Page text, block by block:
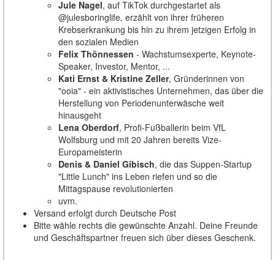
Jule Nagel, auf TikTok durchgestartet als
@julesboringlife, erzählt von ihrer früheren
Krebserkrankung bis hin zu ihrem jetzigen Erfolg in
den sozialen Medien
Felix Thönnessen - Wachstumsexperte, Keynote-
Speaker, Investor, Mentor, ...
Kati Ernst & Kristine Zeller, Gründerinnen von
"ooia" - ein aktivistisches Unternehmen, das über die
Herstellung von Periodenunterwäsche weit
hinausgeht
Lena Oberdorf, Profi-Fußballerin beim VfL
Wolfsburg und mit 20 Jahren bereits Vize-
Europameisterin
Denis & Daniel Gibisch, die das Suppen-Startup
"Little Lunch" ins Leben riefen und so die
Mittagspause revolutionierten
uvm.
Versand erfolgt durch Deutsche Post
Bitte wähle rechts die gewünschte Anzahl. Deine Freunde
und Geschäftspartner freuen sich über dieses Geschenk.